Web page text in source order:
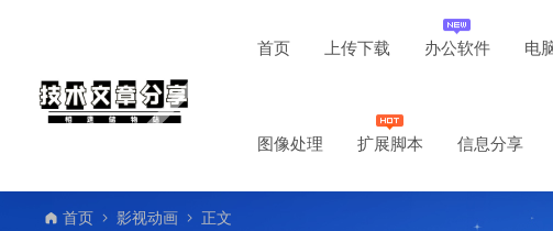
首页 上传下载 办公软件 电
图像处理 扩展脚本 信息分享
首页 影视动画 正文